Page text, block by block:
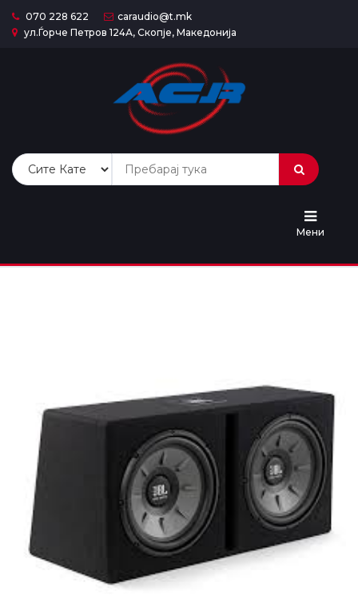
070 228 622
caraudio@t.mk
ул.Ѓорче Петров 124А, Скопје, Македонија
Мени
Категории